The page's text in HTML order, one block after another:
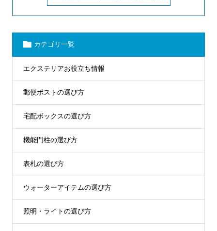
カテゴリ一覧
エクステリアお役立ち情報
郵便ポストの選び方
宅配ボックスの選び方
機能門柱の選び方
表札の選び方
ウォーターアイテムの選び方
照明・ライトの選び方